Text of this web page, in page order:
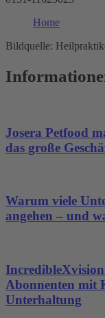
Home
Bildquelle:
Josera Petfood
das große
Warum viele
angehen – und
Abonnenten mit
Unterhaltung